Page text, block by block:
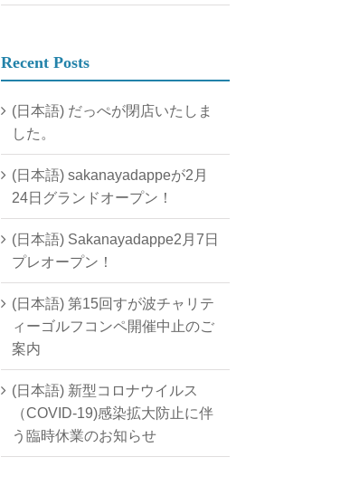
Recent Posts
(日本語) だっぺが閉店いたしま
した。
(日本語) sakanayadappeが2月
24日グランドオープン！
(日本語) Sakanayadappe2月7日
プレオープン！
(日本語) 第15回すが波チャリテ
ィーゴルフコンペ開催中止のご
案内
(日本語) 新型コロナウイルス
（COVID-19)感染拡大防止に伴
う臨時休業のお知らせ